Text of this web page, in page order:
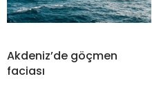
Akdeniz’de göçmen
faciası